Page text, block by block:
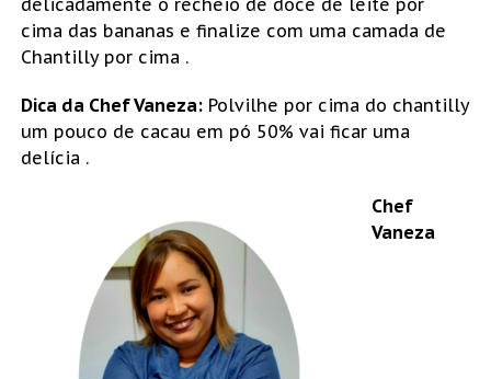
delicadamente o recheio de doce de leite por
cima das bananas e finalize com uma camada de
Chantilly por cima .
Dica da Chef Vaneza:Polvilhe por cima do chantilly
um pouco de cacau em pó 50% vai ficar uma
delícia .
Chef
Vaneza